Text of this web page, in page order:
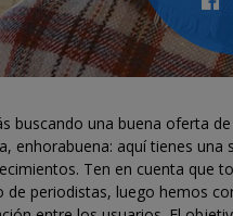
buscando una buena oferta
enhorabuena: aquí tienes
Ten en cuenta que
de periodistas, luego hemos